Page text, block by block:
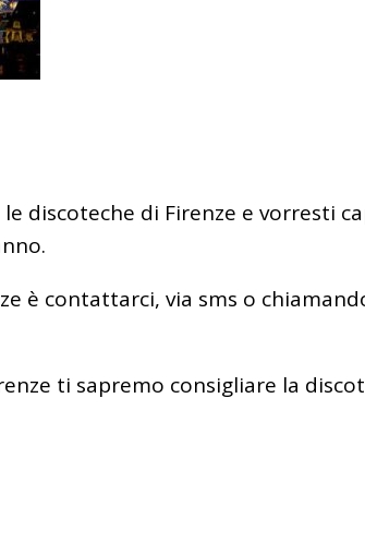
discoteche di Firenze e vorresti
è contattarci, via sms o
ti sapremo consigliare la